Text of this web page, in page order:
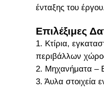
ένταξης του
Επιλέξιμες
1. Κτίρια,
περιβάλλων
2. Μηχανήματα –
3. Άυλα στοιχεία